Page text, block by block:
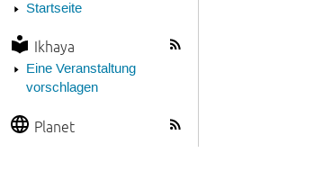
Startseite
Ikhaya
Eine Veranstaltung
vorschlagen
Planet